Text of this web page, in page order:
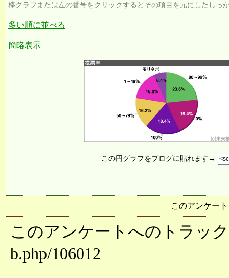
棒グラフまたは左の番号をクリックするとその項目を元にしたしっ
多い順に並べる
簡略表示
この円グラフをブログに貼れます→
このアンケー
このアンケートへのトラッ
b.php/106012